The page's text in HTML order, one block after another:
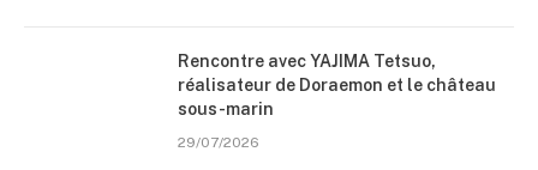
Rencontre avec YAJIMA Tetsuo,
réalisateur de Doraemon et le château
sous-marin
29/07/2026